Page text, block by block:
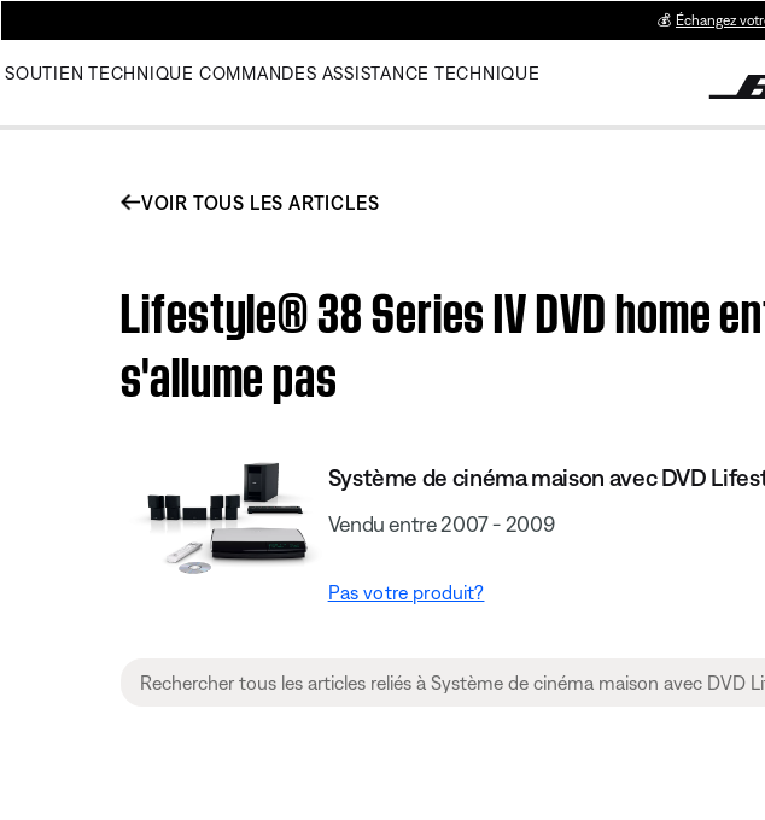
💰 Échangez
SOUTIEN TECHNIQUE COMMANDES ASSISTANCE TECHNIQUE
VOIR TOUS LES ARTICLES
Lifestyle® 38 Series IV DVD home
s'allume pas
Système de cinéma maison avec DVD
Vendu entre 2007 - 2009
Pas votre produit?